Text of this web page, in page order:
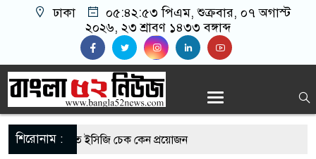
ঢাকা ০৫:৪২:৫৪ পিএম, শুক্রবার, ০৭ অগাস্ট ২০২৬,
২৩ শ্রাবণ ১৪৩৩ বঙ্গাব্দ
শিরোনাম :নিয়মিত ইসিজি চেক কেন প্রয়োজন